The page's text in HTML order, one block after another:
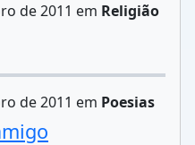
de 2011 em Religião
de 2011 em Poesias